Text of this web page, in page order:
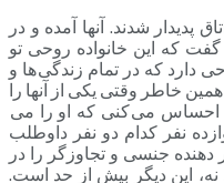
پدیدار شدند. آنها آمده و در
که این خانواده روحی تو
دارد که در تمام زندگی ها و
خاطر وقتی یکی از آنها را
احساس می کنی که او را می
نفر کدام دو نفر داوطلب
جنسی و تجاوزگر را در
نه، این دیگر بیش از حد است.